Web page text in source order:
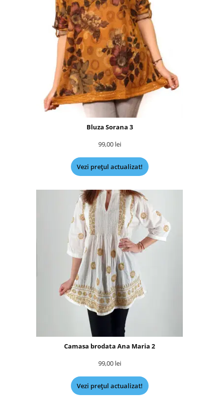
Bluza Sorana 3
99,00 lei
Vezi prețul actualizat!
Camasa brodata Ana Maria 2
99,00 lei
Vezi prețul actualizat!